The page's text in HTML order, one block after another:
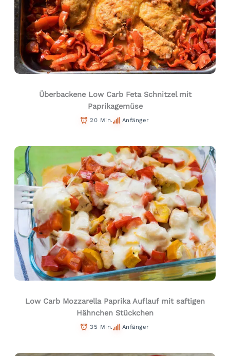
Überbackene Low Carb Feta Schnitzel mit
Paprikagemüse
20 Min. Anfänger
Low Carb Mozzarella Paprika Auflauf mit saftigen
Hähnchen Stückchen
35 Min. Anfänger